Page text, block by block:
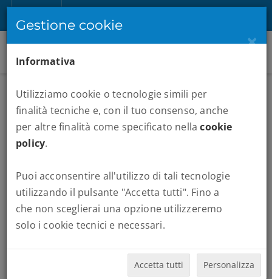
Gestione cookie
×
Informativa
Utilizziamo cookie o tecnologie simili per
finalità tecniche e, con il tuo consenso, anche
per altre finalità come specificato nellacookie
policy.
Puoi acconsentire all'utilizzo di tali tecnologie
utilizzando il pulsante "Accetta tutti". Fino a
che non sceglierai una opzione utilizzeremo
solo i cookie tecnici e necessari.
Accetta tutti Personalizza